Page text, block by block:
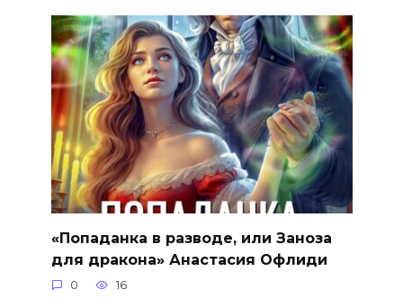
«Попаданка в разводе, или Заноза
для дракона» Анастасия Офлиди
0 16